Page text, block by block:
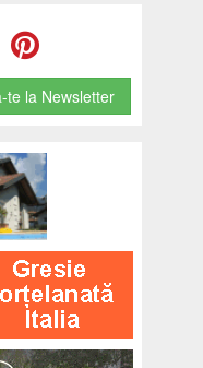
la Newsletter